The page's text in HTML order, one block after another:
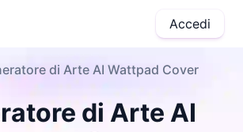
Accedi
di Arte AI Wattpad Cover
di Arte AI